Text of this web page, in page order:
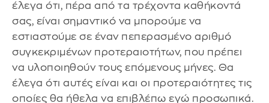
έλεγα ότι, πέρα από τα τρέχοντα καθήκοντά
σας, είναι σημαντικό να μπορούμε να
εστιαστούμε σε έναν πεπερασμένο αριθμό
συγκεκριμένων προτεραιοτήτων, που πρέπει
να υλοποιηθούν τους επόμενους μήνες. Θα
έλεγα ότι αυτές είναι και οι προτεραιότητες τις
οποίες θα ήθελα να επιβλέπω εγώ προσωπικά.